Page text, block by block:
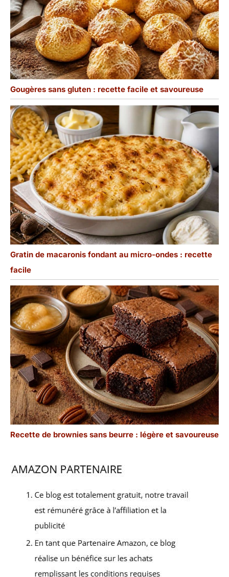
Gougères sans gluten : recette facile et savoureuse
Gratin de macaronis fondant au micro-ondes : recette
facile
Recette de brownies sans beurre : légère et savoureuse